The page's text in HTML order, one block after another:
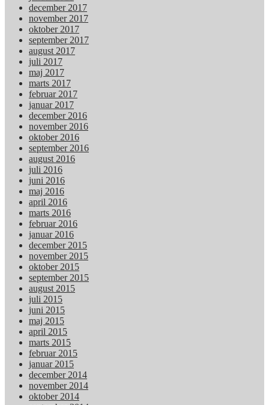
december 2017
november 2017
oktober 2017
september 2017
august 2017
juli 2017
maj 2017
marts 2017
februar 2017
januar 2017
december 2016
november 2016
oktober 2016
september 2016
august 2016
juli 2016
juni 2016
maj 2016
april 2016
marts 2016
februar 2016
januar 2016
december 2015
november 2015
oktober 2015
september 2015
august 2015
juli 2015
juni 2015
maj 2015
april 2015
marts 2015
februar 2015
januar 2015
december 2014
november 2014
oktober 2014